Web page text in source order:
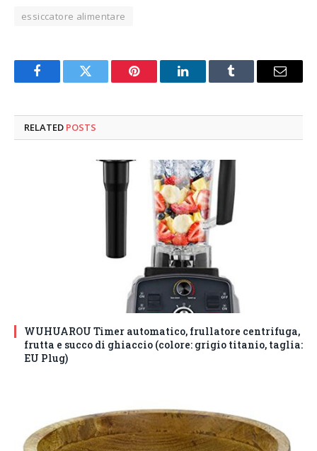
essiccatore alimentare
FacebookTwitter Pinterest LinkedInTumblr Email
RELATED POSTS
WUHUAROU Timer automatico, frullatore centrifuga,
frutta e succo di ghiaccio (colore: grigio titanio, taglia:
EU Plug)